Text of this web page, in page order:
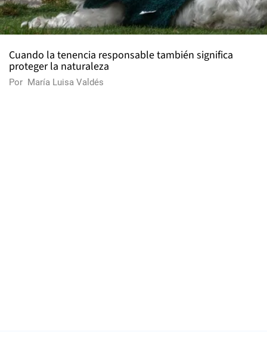
Cuando la tenencia responsable también significa
proteger la naturaleza
Por María Luisa Valdés